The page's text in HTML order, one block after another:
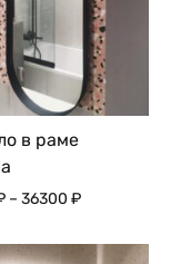
в раме
– 36300 ₽Диапазон
24500 ₽